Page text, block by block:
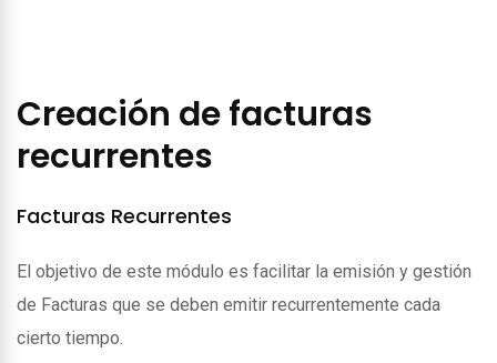
Creación de facturas
recurrentes
Facturas Recurrentes
El objetivo de este módulo es facilitar la emisión y gestión
de Facturas que se deben emitir recurrentemente cada
cierto tiempo.